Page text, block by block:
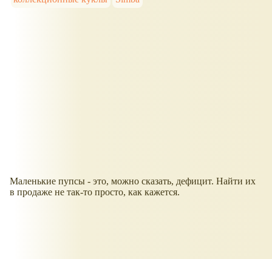
Маленькие пупсы - это, можно сказать, дефицит. Найти их
в продаже не так-то просто, как кажется.